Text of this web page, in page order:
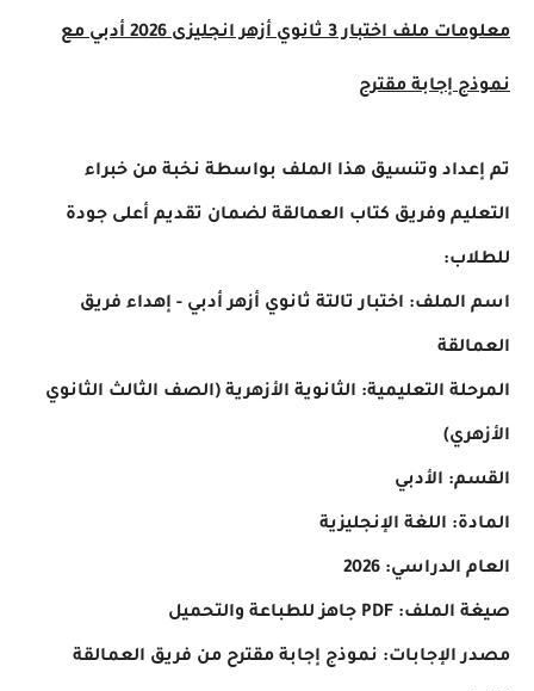
معلومات ملف اختبار 3 ثانوي أزهر انجليزى 2026 أدبي مع
نموذج إجابة مقترح
تم إعداد وتنسيق هذا الملف بواسطة نخبة من خبراء
التعليم وفريق كتاب العمالقة لضمان تقديم أعلى جودة
للطلاب:
اسم الملف: اختبار تالتة ثانوي أزهر أدبي - إهداء فريق
العمالقة
المرحلة التعليمية: الثانوية الأزهرية (الصف الثالث الثانوي
الأزهري)
القسم: الأدبي
المادة: اللغة الإنجليزية
العام الدراسي: 2026
صيغة الملف: PDF جاهز للطباعة والتحميل
مصدر الإجابات: نموذج إجابة مقترح من فريق العمالقة